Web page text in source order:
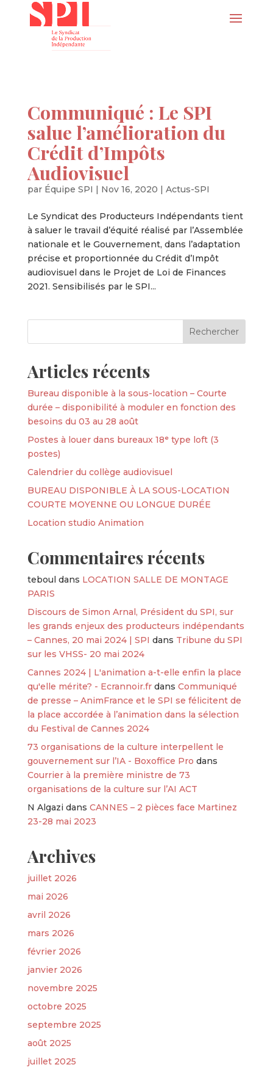
Communiqué : Le SPI
salue l’amélioration du
Crédit d’Impôts
Audiovisuel
par Équipe SPI | Nov 16, 2020 | Actus-SPI
Le Syndicat des Producteurs Indépendants tient
à saluer le travail d’équité réalisé par l’Assemblée
nationale et le Gouvernement, dans l’adaptation
précise et proportionnée du Crédit d’Impôt
audiovisuel dans le Projet de Loi de Finances
2021. Sensibilisés par le SPI...
Articles récents
Bureau disponible à la sous-location – Courte
durée – disponibilité à moduler en fonction des
besoins du 03 au 28 août
Postes à louer dans bureaux 18ᵉ type loft (3
postes)
Calendrier du collège audiovisuel
BUREAU DISPONIBLE À LA SOUS-LOCATION
COURTE MOYENNE OU LONGUE DURÉE
Location studio Animation
Commentaires récents
teboul dans LOCATION SALLE DE MONTAGE
PARIS
Discours de Simon Arnal, Président du SPI, sur
les grands enjeux des producteurs indépendants
– Cannes, 20 mai 2024 | SPI dans Tribune du SPI
sur les VHSS- 20 mai 2024
Cannes 2024 | L'animation a-t-elle enfin la place
qu'elle mérite? - Ecrannoir.frdans Communiqué
de presse – AnimFrance et le SPI se félicitent de
la place accordée à l’animation dans la sélection
du Festival de Cannes 2024
73 organisations de la culture interpellent le
gouvernement sur l’IA - Boxoffice Pro dans
Courrier à la première ministre de 73
organisations de la culture sur l’AI ACT
N Algazi dans CANNES – 2 pièces face Martinez
23-28 mai 2023
Archives
juillet 2026
mai 2026
avril 2026
mars 2026
février 2026
janvier 2026
novembre 2025
octobre 2025
septembre 2025
août 2025
juillet 2025